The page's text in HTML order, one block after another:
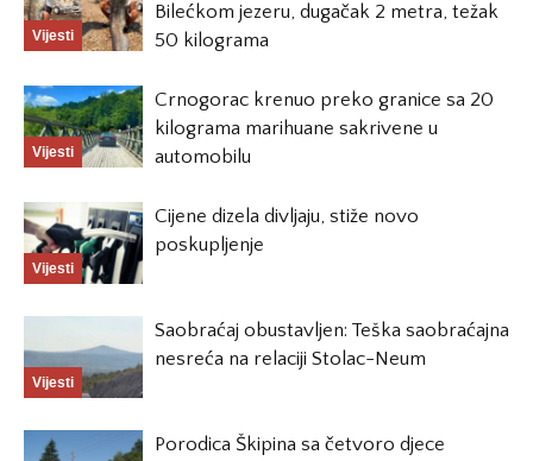
Vijesti
Bilećkom jezeru, dugačak 2 metra, težak
50 kilograma
Vijesti
Crnogorac krenuo preko granice sa 20
kilograma marihuane sakrivene u
automobilu
Vijesti
Cijene dizela divljaju, stiže novo
poskupljenje
Vijesti
Saobraćaj obustavljen: Teška saobraćajna
nesreća na relaciji Stolac-Neum
Porodica Škipina sa četvoro djece